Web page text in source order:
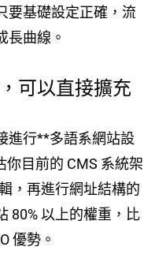
要基礎設定正確，流
長曲線。
可以直接擴充
進行**多語系網站設
目前的 CMS 系統架
，再進行網址結構的
80% 以上的權重，比
優勢。